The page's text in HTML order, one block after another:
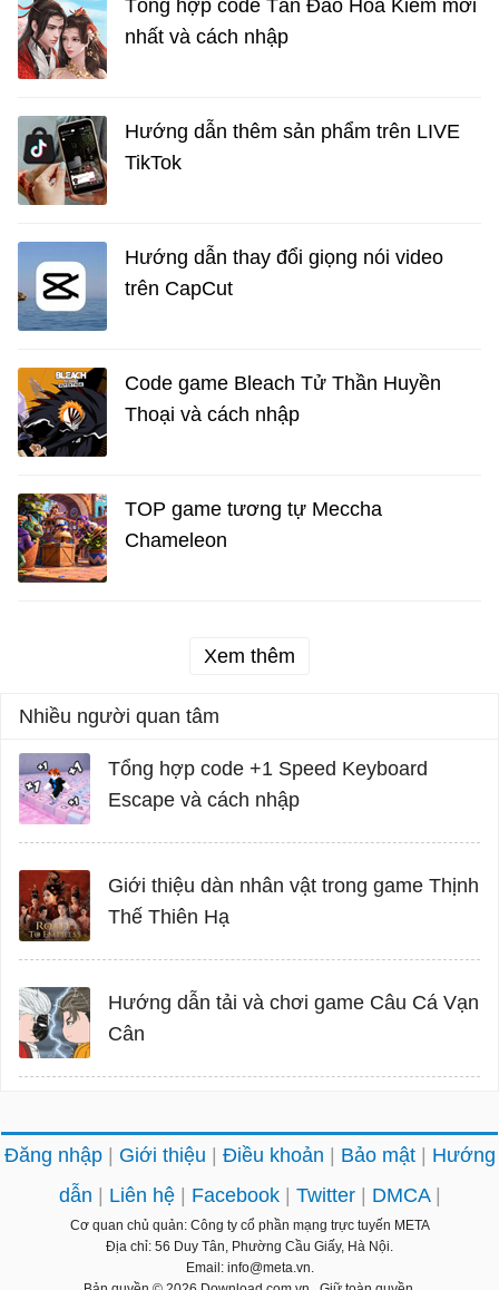
Tổng hợp code Tân Đào Hoa Kiếm mới
nhất và cách nhập
Hướng dẫn thêm sản phẩm trên LIVE
TikTok
Hướng dẫn thay đổi giọng nói video
trên CapCut
Code game Bleach Tử Thần Huyền
Thoại và cách nhập
TOP game tương tự Meccha
Chameleon
Xem thêm
Nhiều người quan tâm
Tổng hợp code +1 Speed Keyboard
Escape và cách nhập
Giới thiệu dàn nhân vật trong game Thịnh
Thế Thiên Hạ
Hướng dẫn tải và chơi game Câu Cá Vạn
Cân
Đăng nhập Giới thiệu Điều khoản Bảo mật
Hướng
dẫn
Liên hệ Facebook Twitter DMCA
Cơ quan chủ quản: Công ty cổ phần mạng trực tuyến META
Địa chỉ: 56 Duy Tân, Phường Cầu Giấy, Hà Nội.
Email: info@meta.vn.